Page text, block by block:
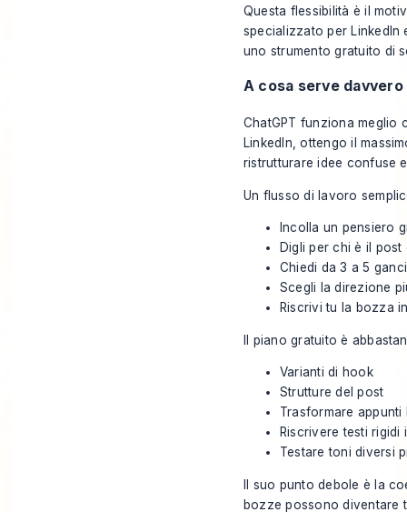
Questa flessibilità è il
specializzato per LinkedIn
uno strumento gratuito di
A cosa serve
ChatGPT funziona meglio
LinkedIn, ottengo il
ristrutturare idee confuse
Un flusso di lavoro
Incolla un pensiero
Digli per chi è il
Chiedi da 3 a 5
Scegli la direzione
Riscrivi tu la bozza
Il piano gratuito è
Varianti di hook
Strutture del post
Trasformare
Riscrivere testi
Testare toni diversi
Il suo punto debole è la
bozze possono diventare